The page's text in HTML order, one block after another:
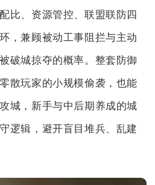
比、资源管控、联盟联防四
，兼顾被动工事阻拦与主动
破城掠夺的概率。整套防御
散玩家的小规模偷袭，也能
城，新手与中后期养成的城
逻辑，避开盲目堆兵、乱建